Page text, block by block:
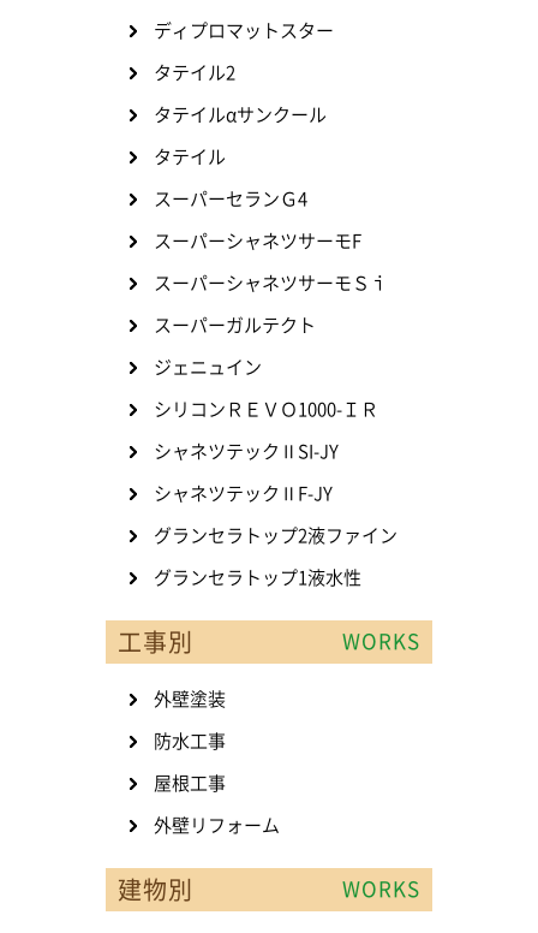
ディプロマットスター
タテイル2
タテイルαサンクール
タテイル
スーパーセランＧ4
スーパーシャネツサーモF
スーパーシャネツサーモＳｉ
スーパーガルテクト
ジェニュイン
シリコンＲＥＶＯ1000-ＩＲ
シャネツテックⅡSI-JY
シャネツテックⅡF-JY
グランセラトップ2液ファイン
グランセラトップ1液水性
工事別 WORKS
外壁塗装
防水工事
屋根工事
外壁リフォーム
建物別 WORKS